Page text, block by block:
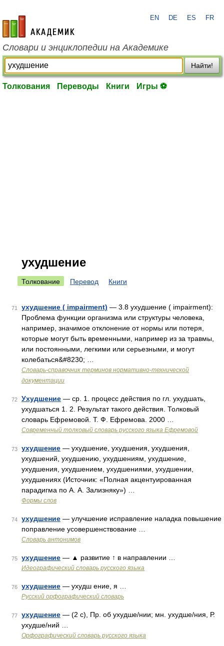
academic.ru
EN DE ES FR
Словари и энциклопедии на Академике
Найти!
Толкования Переводы Книги Игры ⚽
ухудшение
Толкование Перевод Книги
71 ухудшение ( impairment) — 3.8 ухудшение ( impairment):
Проблема функции организма или структуры человека,
например, значимое отклонение от нормы или потеря,
которые могут быть временными, например из за травмы,
или постоянными, легкими или серьезными, и могут
колебаться&#8230; …
Словарь-справочник терминов нормативно-технической
документации
72 Ухудшение — ср. 1. процесс действия по гл. ухудшать,
ухудшаться 1. 2. Результат такого действия. Толковый
словарь Ефремовой. Т. Ф. Ефремова. 2000 …
Современный толковый словарь русского языка Ефремовой
73 ухудшение — ухудшение, ухудшения, ухудшения,
ухудшений, ухудшению, ухудшениям, ухудшение,
ухудшения, ухудшением, ухудшениями, ухудшении,
ухудшениях (Источник: «Полная акцентуированная
парадигма по А. А. Зализняку») …
Формы слов
74 ухудшение — улучшение исправление наладка повышение
поправление усовершенствование …
Словарь антонимов
75 ухудшение — ▲ развитие ↑ в направлении …
Идеографический словарь русского языка
76 ухудшение — ухудш ение, я …
Русский орфографический словарь
77 ухудшение — (2 с), Пр. об ухудше/нии; мн. ухудше/ния, Р.
ухудше/ний …
Орфографический словарь русского языка